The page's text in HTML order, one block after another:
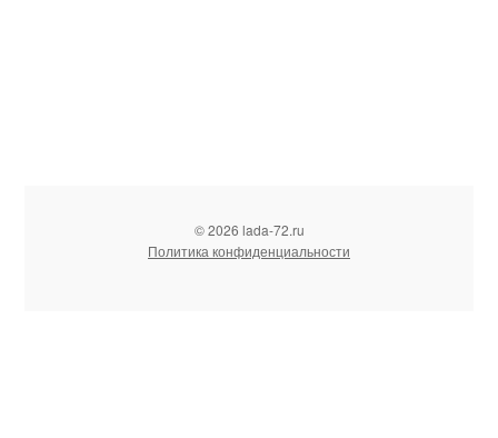
© 2026 lada-72.ru
Политика конфиденциальности